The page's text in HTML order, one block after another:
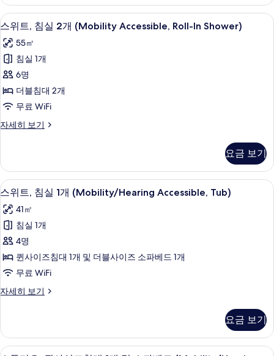
1
개
및
소
파
베
드
(Mobility
사
진
모
두
보
기
사
이
침
대
개
및
소
파
베
Tub)
자
세
히
보
기
스
위
트,
침
실
2
개
(Mobility
In
Shower)
사
진
모
두
보
기
샤워기/욕조 결합, 무료 세면용품, 헤
7
스위트, 침실 2개 (Mobility Accessible, Roll-In Shower)
55㎡
침실 1개
6명
더블침대 2개
무료 WiFi
자세히 보기
스
실
개
(Mobility
Accessible,
Roll-
In
Shower)
자
세
히
보
요금 보기
스
위
트,
침
실
1
개
(Mobility/Hearing
사
샤워기/욕조 결합, 무료 세면용품, 헤
7
스위트, 침실 1개 (Mobility/Hearing Accessible, Tub)
41㎡
침실 1개
4명
퀸사이즈침대 1개 및 더블사이즈 소파베드 1개
무료 WiFi
자세히 보기
스
실
요금 보기
스 샤워기/욕조 결합, 무료 세면용품, 헤